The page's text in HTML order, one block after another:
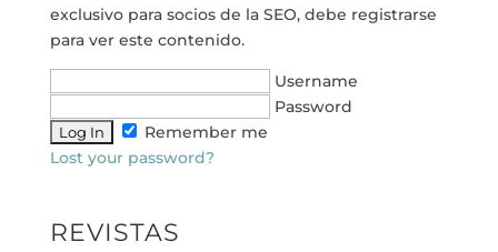
exclusivo para socios de la SEO, debe registrarse
para ver este contenido.
Username
Password
Remember me
Lost your password?
REVISTAS